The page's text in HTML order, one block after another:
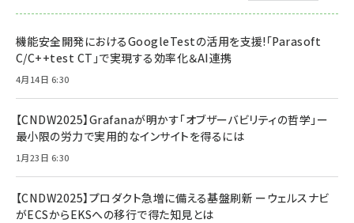
機能安全開発におけるGoogleTestの活用を支援!「Parasoft
C/C++test CT」で実現する効率化＆AI連携
4月14日 6:30
【CNDW2025】Grafanaが明かす「オブザーバビリティの哲学」ー
最小限の労力で実用的なインサイトを得るには
1月23日 6:30
【CNDW2025】プロダクト急増に備える基盤刷新 ーウェルスナビ
がECSからEKSへの移行で得た知見とは